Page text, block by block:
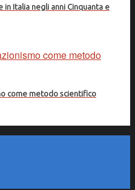
in Italia negli anni Cinquanta e
come metodo scientifico